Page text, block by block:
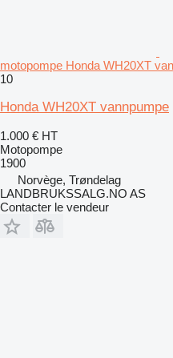
motopompe Honda WH20XT
10
Honda WH20XT vannpumpe
1.000 € HT
Motopompe
1900
Norvège, Trøndelag
LANDBRUKSSALG.NO AS
Contacter le vendeur